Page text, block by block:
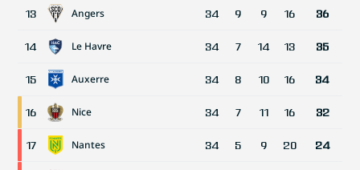
13 Angers 34 9 9 16 36
14 Le Havre 34 7 14 13 35
15 Auxerre 34 8 10 16 34
16 Nice 34 7 11 16 32
17 Nantes 34 5 9 20 24